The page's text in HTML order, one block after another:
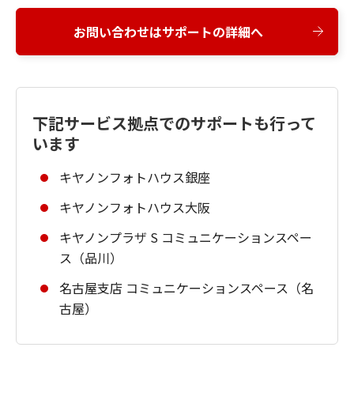
お問い合わせはサポートの詳細へ
下記サービス拠点でのサポートも行って
います
キヤノンフォトハウス銀座
キヤノンフォトハウス大阪
キヤノンプラザ S コミュニケーションスペー
ス（品川）
名古屋支店 コミュニケーションスペース（名
古屋）